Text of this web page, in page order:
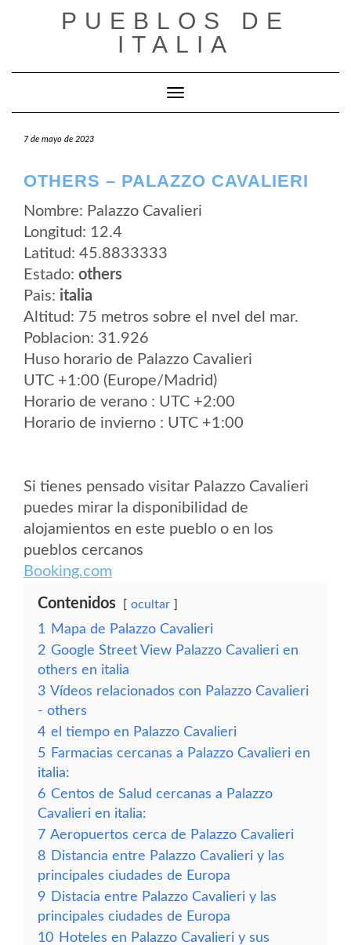
PUEBLOS DE
ITALIA
Cambiar modo de navegación
7 de mayo de 2023
OTHERS – PALAZZO CAVALIERI
Nombre: Palazzo Cavalieri
Longitud: 12.4
Latitud: 45.8833333
Estado: others
Pais: italia
Altitud: 75 metros sobre el nvel del mar.
Poblacion: 31.926
Huso horario de Palazzo Cavalieri
UTC +1:00 (Europe/Madrid)
Horario de verano : UTC +2:00
Horario de invierno : UTC +1:00
Si tienes pensado visitar Palazzo Cavalieri
puedes mirar la disponibilidad de
alojamientos en este pueblo o en los
pueblos cercanos
Booking.com
Contenidos ocultar
1
Mapa de Palazzo Cavalieri
2 Google Street View Palazzo Cavalieri en
others en italia
3 Vídeos relacionados con Palazzo Cavalieri
- others
4 el tiempo en Palazzo Cavalieri
5 Farmacias cercanas a Palazzo Cavalieri en
italia:
6 Centos de Salud cercanas a Palazzo
Cavalieri en italia:
7 Aeropuertos cerca de Palazzo Cavalieri
8 Distancia entre Palazzo Cavalieri y las
principales ciudades de Europa
9 Distacia entre Palazzo Cavalieri y las
principales ciudades de Europa
10 Hoteles en Palazzo Cavalieri y sus